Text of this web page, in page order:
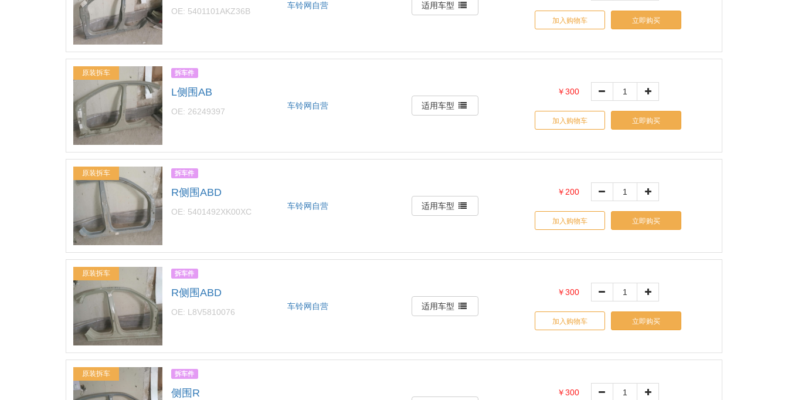
OE: 5401101AKZ36B
车铃网自营 适用车型
加入购物车 立即购买
原装拆车 拆车件
L侧围AB
OE: 26249397
车铃网自营 适用车型
￥300
加入购物车 立即购买
原装拆车 拆车件
R侧围ABD
OE: 5401492XK00XC
车铃网自营 适用车型
￥200
加入购物车 立即购买
原装拆车 拆车件
R侧围ABD
OE: L8V5810076
车铃网自营 适用车型
￥300
加入购物车 立即购买
原装拆车 拆车件
侧围R ￥300